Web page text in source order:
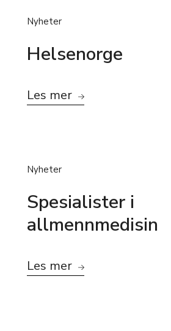
Nyheter
Helsenorge
Les mer
Nyheter
Spesialister i
allmennmedisin
Les mer